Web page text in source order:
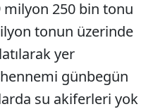
250 bin tonu
tonun üzerinde
yer
günbegün
su akiferleri yok